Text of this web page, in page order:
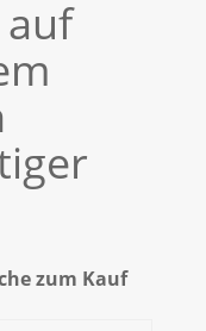
zum Kauf